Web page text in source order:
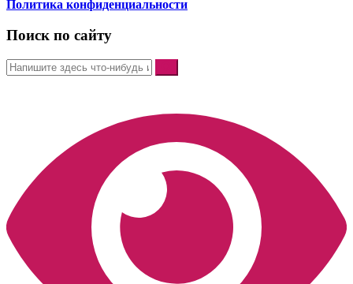
Политика конфиденциальности
Поиск по сайту